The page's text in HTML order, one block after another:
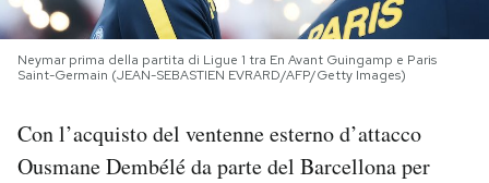
I MIEI PREFERITI
CALENDARIO
Neymar prima della partita di Ligue 1 tra En Avant Guingamp e Paris
Saint-Germain (JEAN-SEBASTIEN EVRARD/AFP/Getty Images)
Con l’acquisto del ventenne esterno d’attacco
Ousmane Dembélé da parte del Barcellona per